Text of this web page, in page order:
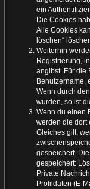
ein
Die Cookies
Alle Cookies
löschen“
Weiterhin
Registrierung,
angibst. Für die
Benutzername,
Wenn durch
wurden, so ist
Wenn du einen
werden die dort
Gleiches gilt,
gespeichert.
gespeichert:
Private
Profildaten (E-